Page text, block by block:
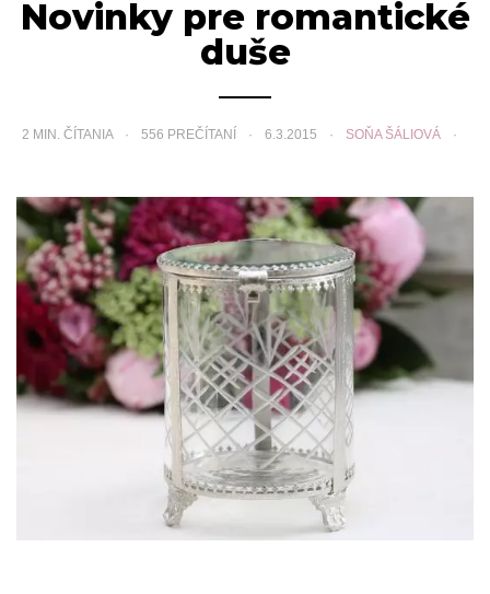
Novinky pre romantické
duše
2 MIN. ČÍTANIA 556 PREČÍTANÍ 6.3.2015 SOŇA ŠÁLIOVÁ